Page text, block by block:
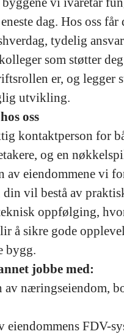
dag. Hos oss får
tydelig
som støtter
er, og legger
utvikling.
oss
kontaktperson for
og en
av eiendommene vi
din vil bestå av
oppfølging,
å sikre gode
bygg.
jobbe med:
næringseiendom,
eiendommens FDV-